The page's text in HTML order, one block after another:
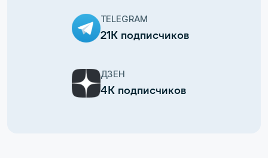
TELEGRAM
21К подписчиков
ДЗЕН
4К подписчиков